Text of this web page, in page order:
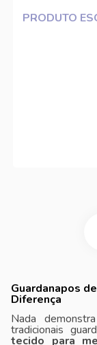
PRODUTO
Guardanapos
Diferença
Nada
tradicionais
tecido para